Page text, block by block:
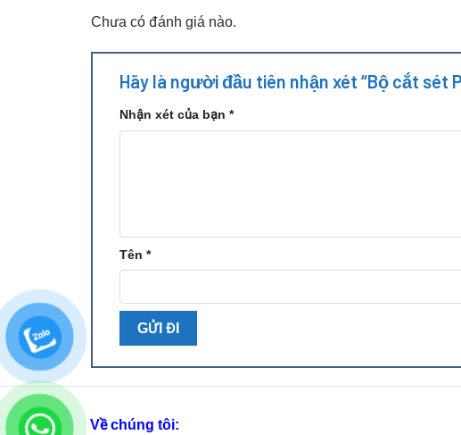
Chưa có đánh giá nào.
Hãy là người đầu tiên nhận xét “Bộ cắt sét
Nhận xét của bạn *
Tên *
Về chúng tôi: